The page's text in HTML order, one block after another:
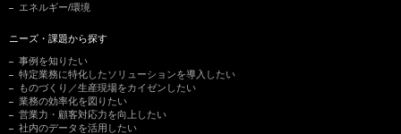
エネルギー/環境
ニーズ・課題から探す
事例を知りたい
特定業務に特化したソリューションを導入したい
ものづくり／生産現場をカイゼンしたい
業務の効率化を図りたい
営業力・顧客対応力を向上したい
社内のデータを活用したい